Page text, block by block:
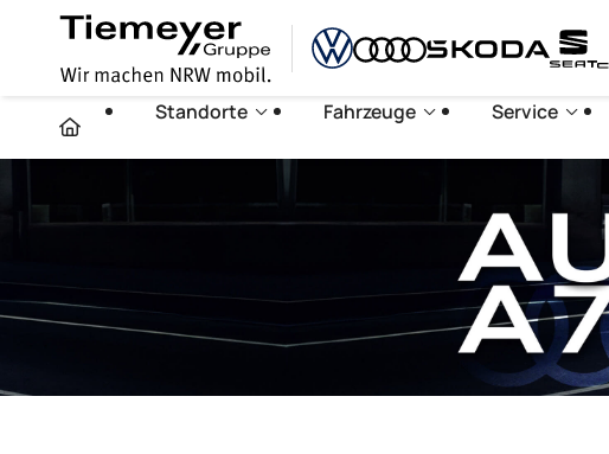
Standorte Fahrzeuge Service